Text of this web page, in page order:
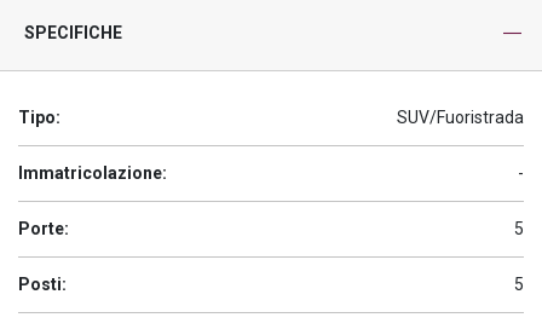
SPECIFICHE
Tipo: SUV/Fuoristrada
Immatricolazione: -
Porte: 5
Posti: 5